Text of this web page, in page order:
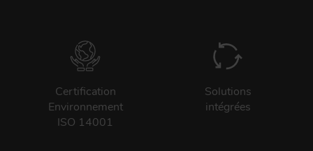
Certification
Environnement
ISO 14001
Solutions
intégrées